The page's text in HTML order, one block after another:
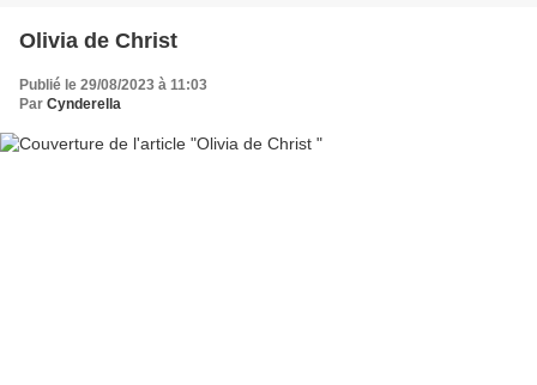
Olivia de Christ
Publié le 29/08/2023 à 11:03
Par Cynderella